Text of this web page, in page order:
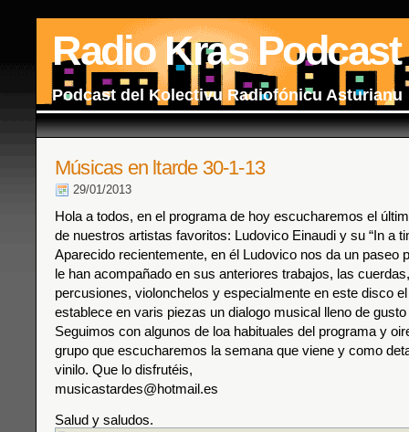
Radio Kras Podcast
Podcast del Kolectivu Radiofónicu Asturianu
Músicas en ltarde 30-1-13
29/01/2013
Hola a todos, en el programa de hoy escucharemos el
de nuestros artistas favoritos: Ludovico Einaudi y su “In a
Aparecido recientemente, en él Ludovico nos da un paseo
le han acompañado en sus anteriores trabajos, las
percusiones, violonchelos y especialmente en este disco
establece en varis piezas un dialogo musical lleno de
Seguimos con algunos de loa habituales del programa y
grupo que escucharemos la semana que viene y como
vinilo. Que lo disfrutéis,
musicastardes@hotmail.es
Salud y saludos.